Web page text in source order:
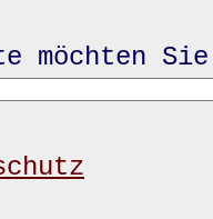
möchten